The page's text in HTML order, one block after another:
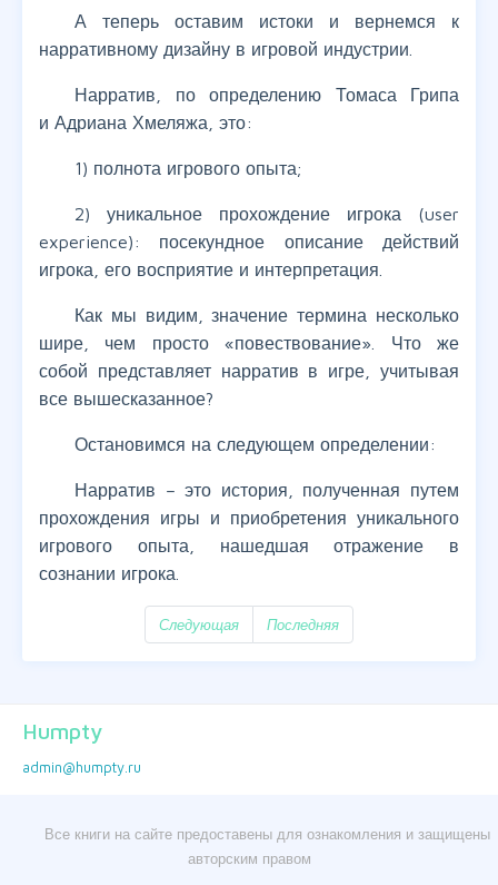
А теперь оставим истоки и вернемся к
нарративному дизайну в игровой индустрии.
Нарратив, по определению Томаса Грипа
и Адриана Хмеляжа, это:
1) полнота игрового опыта;
2) уникальное прохождение игрока (user
experience): посекундное описание действий
игрока, его восприятие и интерпретация.
Как мы видим, значение термина несколько
шире, чем просто «повествование». Что же
собой представляет нарратив в игре, учитывая
все вышесказанное?
Остановимся на следующем определении:
Нарратив – это история, полученная путем
прохождения игры и приобретения уникального
игрового опыта, нашедшая отражение в
сознании игрока.
Следующая Последняя
Humpty
admin@humpty.ru
Все книги на сайте предоставены для ознакомления и защищены
авторским правом